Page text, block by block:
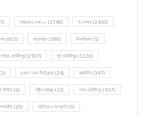
আজকের সেরা ১০ (2598) ই-পেপার (2100)
(602) ঝাড়গ্রাম (388) দিনপঞ্জিকা (1)
পশ্চিম মেদিনীপুর (2937) পূর্ব মেদিনীপুর (1120)
ভ্রমণ এবং তীর্থকেন্দ্র (24) রাজনীতি(347)
স্টাইল (2) শরীর স্বাস্থ্য (15) শহর মেদিনীপুর (917)
(20) সাহিত্য ও সংস্কৃতি(5)